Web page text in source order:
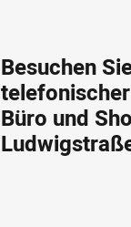
Besuchen
Büro und